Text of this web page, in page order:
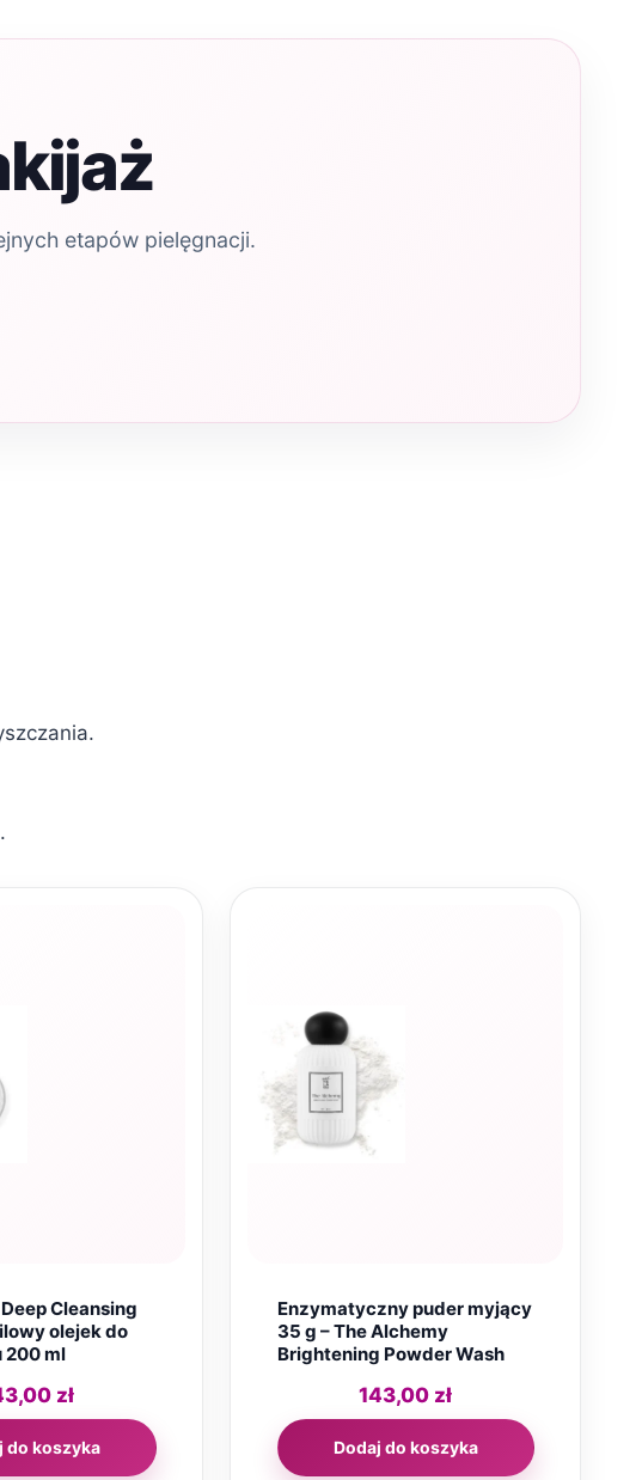
etapów pielęgnacji.
Cleansing
olejek do
200 ml
zł
do koszyka
Enzymatyczny puder myjący
35 g – The Alchemy
Brightening Powder Wash
143,00 zł
Dodaj do koszyka